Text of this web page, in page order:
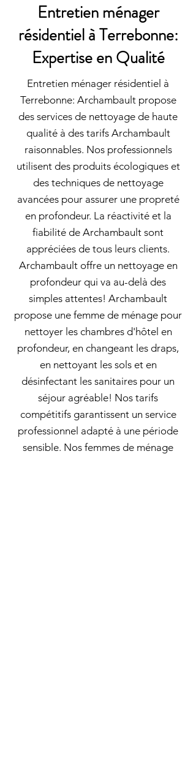
Entretien ménager
résidentiel à Terrebonne:
Expertise en Qualité
Entretien ménager résidentiel à
Terrebonne: Archambault propose
des services de nettoyage de haute
qualité à des tarifs Archambault
raisonnables. Nos professionnels
utilisent des produits écologiques et
des techniques de nettoyage
avancées pour assurer une propreté
en profondeur. La réactivité et la
fiabilité de Archambault sont
appréciées de tous leurs clients.
Archambault offre un nettoyage en
profondeur qui va au-delà des
simples attentes! Archambault
propose une femme de ménage pour
nettoyer les chambres d'hôtel en
profondeur, en changeant les draps,
en nettoyant les sols et en
désinfectant les sanitaires pour un
séjour agréable! Nos tarifs
compétitifs garantissent un service
professionnel adapté à une période
sensible. Nos femmes de ménage